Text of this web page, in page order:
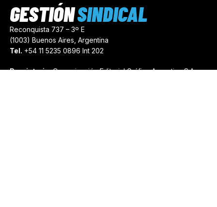
Reconquista 737 – 3º E
(1003) Buenos Aires, Argentina
Tel. +54 11 5235 0896 Int 202
Propietario:Comunicación Editorial Gráfica Argentina S.A.
GESTIÓNSINDICAL